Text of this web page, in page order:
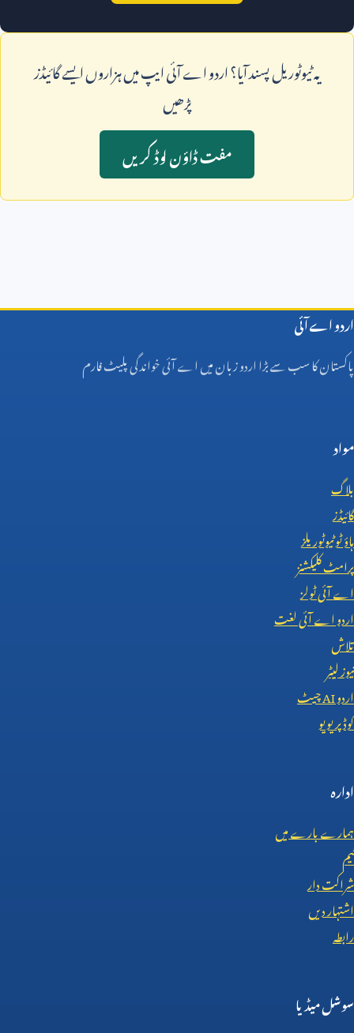
يہ ٹيوٹوريل پسند آيا؟ اردو اے آئی ايپ ميں ہزاروں ايسے گائيڈز
پڑھيں
مفت ڈاؤن لوڈ کريں
اردو اے آئی
پاکستان کا سب سے بڑا اردو زبان میں اے آئی خواندگی پلیٹ فارم
مواد
بلاگ
گائیڈز
ہاؤ ٹو ٹیوٹوریلز
پرامٹ کلیکشنز
اے آئی ٹولز
اردو اے آئی لغت
تلاش
نیوز لیٹر
اردوAIچیٹ
کوڈ پریویو
ادارہ
ہمارے بارے میں
ٹیم
شراکت دار
اشتہار دیں
رابطہ
سوشل میڈیا